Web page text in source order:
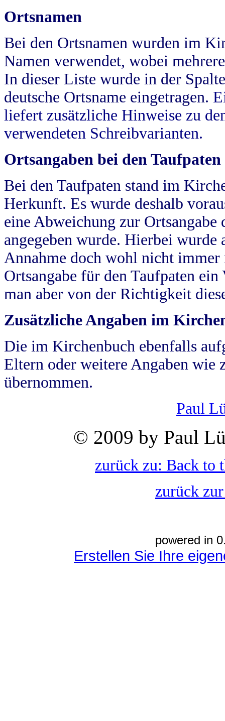
Ortsnamen
Bei den Ortsnamen wurden im
Namen verwendet, wobei
In dieser Liste wurde in der
deutsche Ortsname eingetragen.
liefert zusätzliche Hinweise zu
verwendeten Schreibvarianten.
Ortsangaben bei den Taufpaten
Bei den Taufpaten stand im
Herkunft. Es wurde deshalb
eine Abweichung zur
angegeben wurde. Hierbei wurde
Annahme doch wohl nicht
Ortsangabe für den Taufpaten
man aber von der Richtigkeit
Zusätzliche Angaben im
Die im Kirchenbuch ebenfalls
Eltern oder weitere Angaben wie
übernommen.
Paul
© 2009 by Paul
zurück zu: Back to
zurück
powered in
Erstellen Sie Ihre